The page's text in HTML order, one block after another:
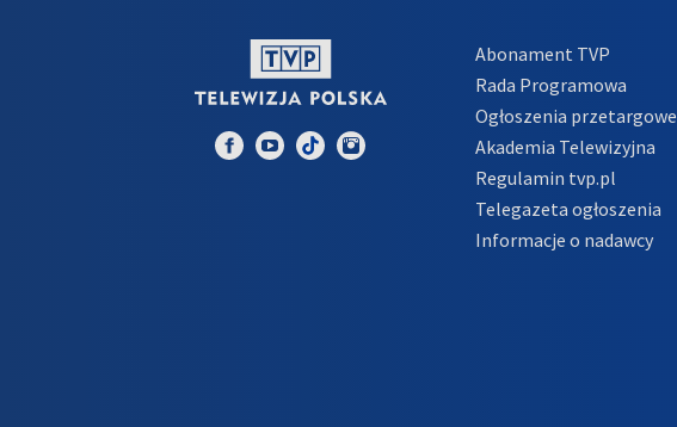
Abonament TVP
Rada Programowa
Ogłoszenia przetargowe
Akademia Telewizyjna
Regulamin tvp.pl
Telegazeta ogłoszenia
Informacje o nadawcy